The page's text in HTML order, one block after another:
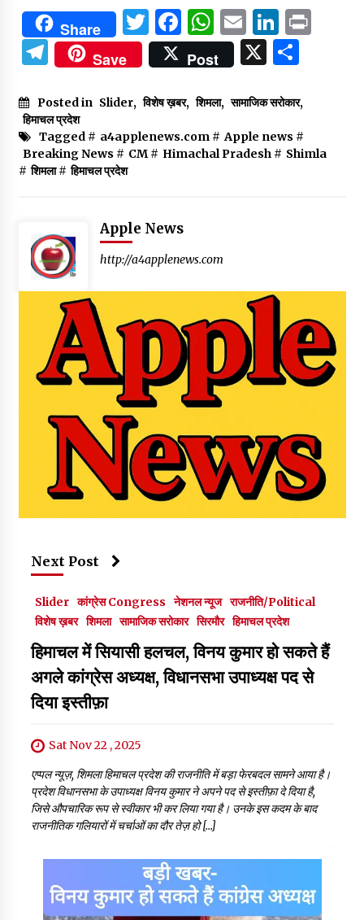
Share Twitter
Facebook
WhatsApp
Email
Telegram
Save Post X
Posted in Slider, विशेष ख़बर, शिमला, सामाजिक सरोकार,
हिमाचल प्रदेश
Tagged # a4applenews.com# Apple news #
Breaking News # CM# Himachal Pradesh# Shimla
# शिमला# हिमाचल प्रदेश
Apple News
http://a4applenews.com
Next Post
Slider कांग्रेस Congress नेशनल न्यूज राजनीति/Political
विशेष ख़बर शिमला सामाजिक सरोकार सिरमौर हिमाचल प्रदेश
हिमाचल में सियासी हलचल, विनय कुमार हो सकते हैं
अगले कांग्रेस अध्यक्ष, विधानसभा उपाध्यक्ष पद से
दिया इस्तीफ़ा
Sat Nov 22 , 2025
एप्पल न्यूज़, शिमला हिमाचल प्रदेश की राजनीति में बड़ा फेरबदल सामने आया है।
प्रदेश विधानसभा के उपाध्यक्ष विनय कुमार ने अपने पद से इस्तीफ़ा दे दिया है,
जिसे औपचारिक रूप से स्वीकार भी कर लिया गया है। उनके इस कदम के बाद
राजनीतिक गलियारों में चर्चाओं का दौर तेज़ हो […]